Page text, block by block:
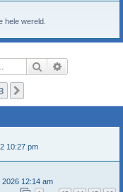
hele wereld.
Zoek
10:27 pm
12:14 am